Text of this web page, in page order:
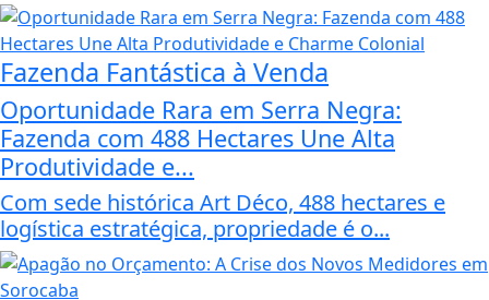
Fazenda Fantástica à Venda
Oportunidade Rara em Serra Negra:
Fazenda com 488 Hectares Une Alta
Produtividade e...
Com sede histórica Art Déco, 488 hectares e
logística estratégica, propriedade é o...